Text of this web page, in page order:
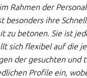
Rahmen der
besonders ihre
zu betonen. Sie ist
sich flexibel auf die
der gesuchten und
Profile ein,